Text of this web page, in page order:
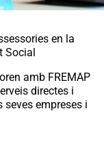
en la
Social
amb FREMAP
directes i
empreses i